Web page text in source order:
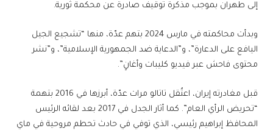
إلى طهران بموجب مذكرة توقيف صادرة عن محكمة ثورية.
وبدأت محاكمته في مارس 2024 بتهم عدّة، منها “تشجيع الجيل
اليافع على الدعارة”، و”الدعاية ضد الجمهورية الإسلامية”، و”نشر
محتوى فاحش عبر فيديو كليبات وأغانٍ”.
قبل مغادرته إيران، اعتُقل تاتالو مرات عدّة، أبرزها في 2016 بتهمة
“تحريض الرأي العام”. كما أثار الجدل في 2017 بعد لقائه الرئيس
المحافظ إبراهيم رئيسي، الذي توفي في حادث تحطم مروحية في ماي